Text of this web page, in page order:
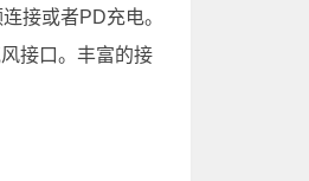
接或者PD充电。
接口。丰富的接